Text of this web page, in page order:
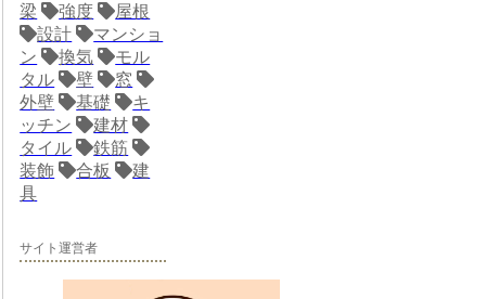
梁
強度
屋根
設計
マンショ
ン
換気
モル
タル
壁
窓
外壁
基礎
キ
ッチン
建材
タイル
鉄筋
装飾
合板
建
具
サイト運営者